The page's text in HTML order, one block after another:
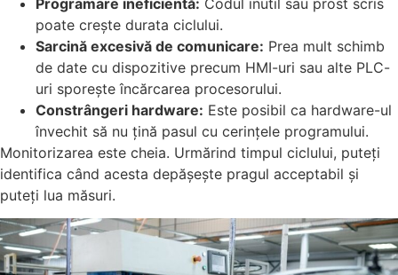
poate crește durata ciclului.
Sarcină excesivă de comunicare: Prea mult schimb
de date cu dispozitive precum HMI-uri sau alte PLC-
uri sporește încărcarea procesorului.
Constrângeri hardware: Este posibil ca hardware-ul
învechit să nu țină pasul cu cerințele programului.
Monitorizarea este cheia. Urmărind timpul ciclului, puteți
identifica când acesta depășește pragul acceptabil și
puteți lua măsuri.